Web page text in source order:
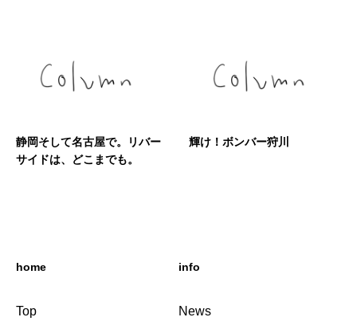
静岡そして名古屋で。リバー
サイドは、どこまでも。
輝け！ボンバー狩川
home
Top
info
News